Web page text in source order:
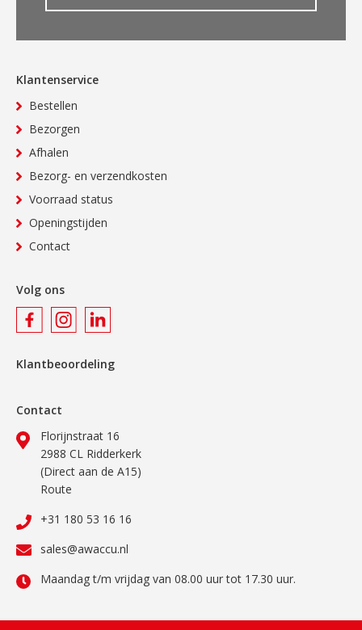
Klantenservice
Bestellen
Bezorgen
Afhalen
Bezorg- en verzendkosten
Voorraad status
Openingstijden
Contact
Volg ons
Klantbeoordeling
Contact
Florijnstraat 16
2988 CL Ridderkerk
(Direct aan de A15)
Route
+31 180 53 16 16
sales@awaccu.nl
Maandag t/m vrijdag van 08.00 uur tot 17.30 uur.